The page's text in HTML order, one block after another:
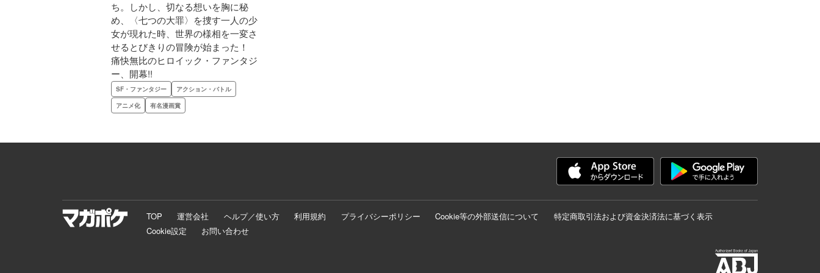
ち。しかし、切なる想いを胸に秘
め、〈七つの大罪〉を捜す一人の少
女が現れた時、世界の様相を一変さ
せるとびきりの冒険が始まった！
痛快無比のヒロイック・ファンタジ
ー、開幕!!
SF・ファンタジー
アクション・バトル
アニメ化
有名漫画賞
TOP 運営会社 ヘルプ／使い方 利用規約 プライバシーポリシー Cookie等の外部送信について
特定商取引法および資金決済法に基づく表示
Cookie設定
お問い合わせ